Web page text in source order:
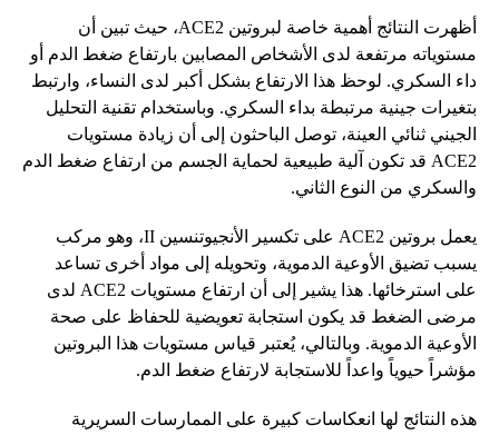
أظهرت النتائج أهمية خاصة لبروتين ACE2، حيث تبين أن
مستوياته مرتفعة لدى الأشخاص المصابين بارتفاع ضغط الدم أو
داء السكري. لوحظ هذا الارتفاع بشكل أكبر لدى النساء، وارتبط
بتغيرات جينية مرتبطة بداء السكري. وباستخدام تقنية التحليل
الجيني ثنائي العينة، توصل الباحثون إلى أن زيادة مستويات
ACE2 قد تكون آلية طبيعية لحماية الجسم من ارتفاع ضغط الدم
والسكري من النوع الثاني.
يعمل بروتين ACE2 على تكسير الأنجيوتنسين II، وهو مركب
يسبب تضيق الأوعية الدموية، وتحويله إلى مواد أخرى تساعد
على استرخائها. هذا يشير إلى أن ارتفاع مستويات ACE2 لدى
مرضى الضغط قد يكون استجابة تعويضية للحفاظ على صحة
الأوعية الدموية. وبالتالي، يُعتبر قياس مستويات هذا البروتين
مؤشراً حيوياً واعداً للاستجابة لارتفاع ضغط الدم.
هذه النتائج لها انعكاسات كبيرة على الممارسات السريرية